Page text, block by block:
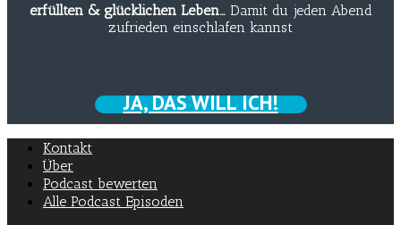
erfüllten & glücklichen Leben…Damit du jeden Abend
zufrieden einschlafen kannst
JA, DAS WILL ICH!
Kontakt
Über
Podcast bewerten
Alle Podcast Episoden